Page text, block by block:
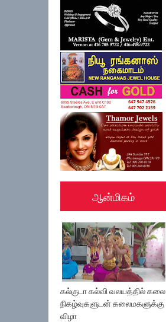
ஆன்மிகம்
கல்குடா கல்வி வலயத்தில் கலை
நிகழ்வுகளுடன் கலைமகளுக்கு
விழா